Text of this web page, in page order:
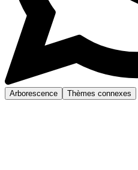
Arborescence Thèmes connexes